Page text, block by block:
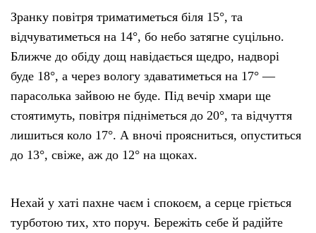
Зранку повітря триматиметься біля 15°, та
відчуватиметься на 14°, бо небо затягне суцільно.
Ближче до обіду дощ навідається щедро, надворі
буде 18°, а через вологу здаватиметься на 17° —
парасолька зайвою не буде. Під вечір хмари ще
стоятимуть, повітря підніметься до 20°, та відчуття
лишиться коло 17°. А вночі проясниться, опуститься
до 13°, свіже, аж до 12° на щоках.
Нехай у хаті пахне чаєм і спокоєм, а серце гріється
турботою тих, хто поруч. Бережіть себе й радійте